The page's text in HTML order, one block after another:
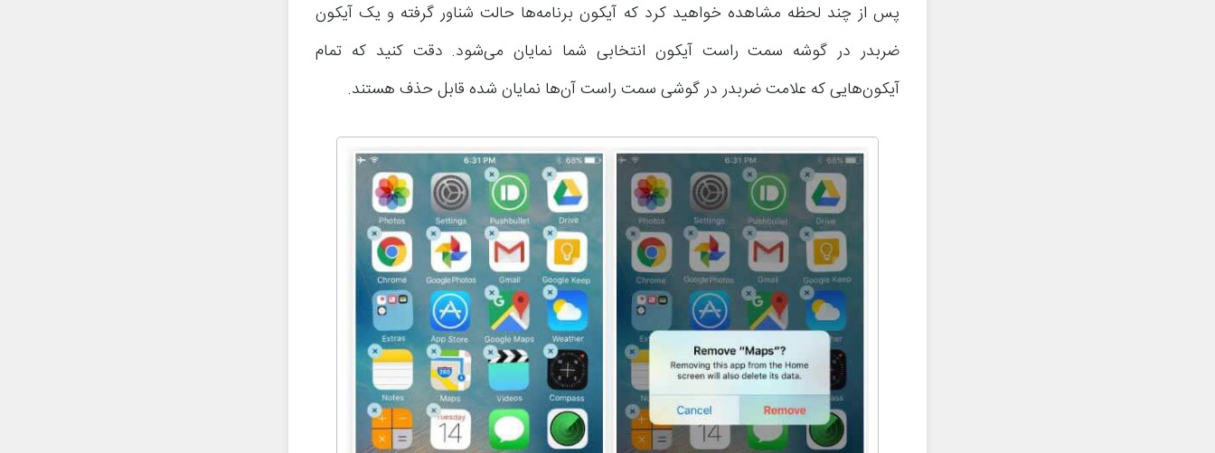
پس از چند لحظه مشاهده خواهید کرد که آیکون برنامه‌ها حالت شناور گرفته و یک آیکون
ضربدر در گوشه سمت راست آیکون انتخابی شما نمایان می‌شود. دقت کنید که تمام
آیکون‌هایی که علامت ضربدر در گوشی سمت راست آن‌ها نمایان شده قابل حذف هستند.